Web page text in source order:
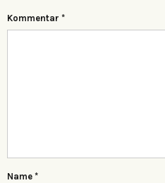
Kommentar *
Name *